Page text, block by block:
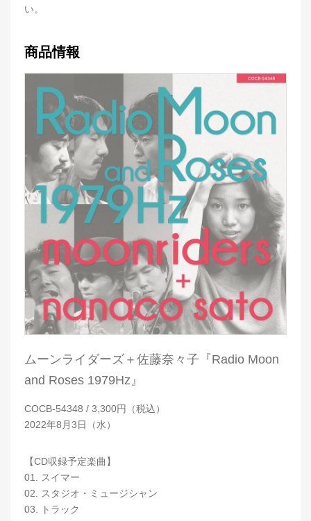
い。
商品情報
ムーンライダーズ＋佐藤奈々子『Radio Moon
and Roses 1979Hz』
COCB-54348 / 3,300円（税込）
2022年8月3日（水）
【CD収録予定楽曲】
01. スイマー
02. スタジオ・ミュージシャン
03. トラック